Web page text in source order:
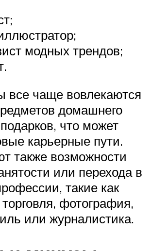
модных трендов;
все чаще вовлекаются
домашнего
что может
карьерные пути.
также возможности
или перехода в
такие как
фотография,
или журналистика.